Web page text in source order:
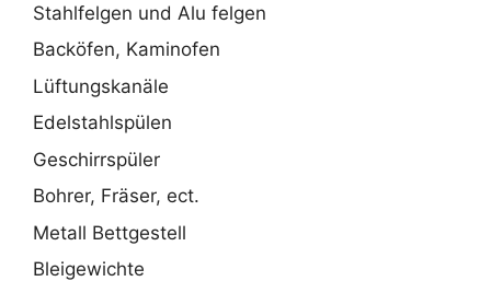
Stahlfelgen und Alu felgen
Backöfen, Kaminofen
Lüftungskanäle
Edelstahlspülen
Geschirrspüler
Bohrer, Fräser, ect.
Metall Bettgestell
Bleigewichte